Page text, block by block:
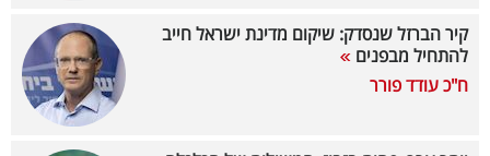
קיר הברזל שנסדק: שיקום מדינת ישראל חייב
להתחיל מבפנים
ח"כ עודד פורר